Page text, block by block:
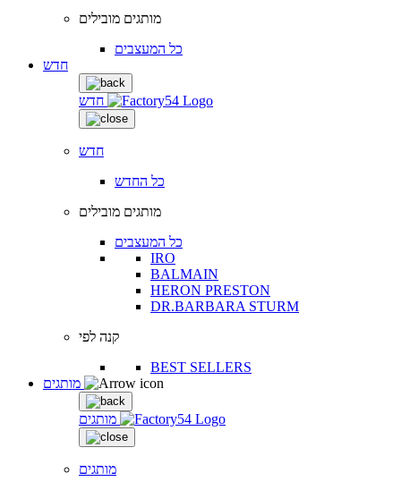
מותגים מובילים
כל המעצבים
חדש
חדש
חדש
כל החדש
מותגים מובילים
כל המעצבים
IRO
BALMAIN
HERON PRESTON
DR.BARBARA STURM
קנה לפי
BEST SELLERS
מותגים
מותגים